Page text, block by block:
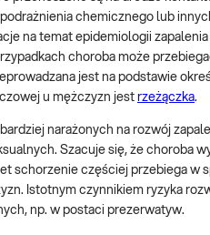
chemicznego lub
na temat epidemiologii
choroba może
jest na podstawie
u mężczyzn jest rzeżączka.
narażonych na rozwój
Szacuje się, że choroba
schorzenie częściej przebiega w
Istotnym czynnikiem ryzyka
np. w postaci prezerwatyw.